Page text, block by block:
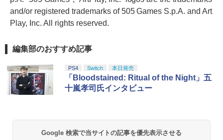
and/or registered trademarks of 505 Games S.p.A. and Art
Play, Inc. All rights reserved.
編集部のおすすめ記事
PS4 Switch 本日発売
「Bloodstained: Ritual of the Night」五
十嵐孝司氏インタビュー
Google 検索で当サイトの記事を優先表示させる